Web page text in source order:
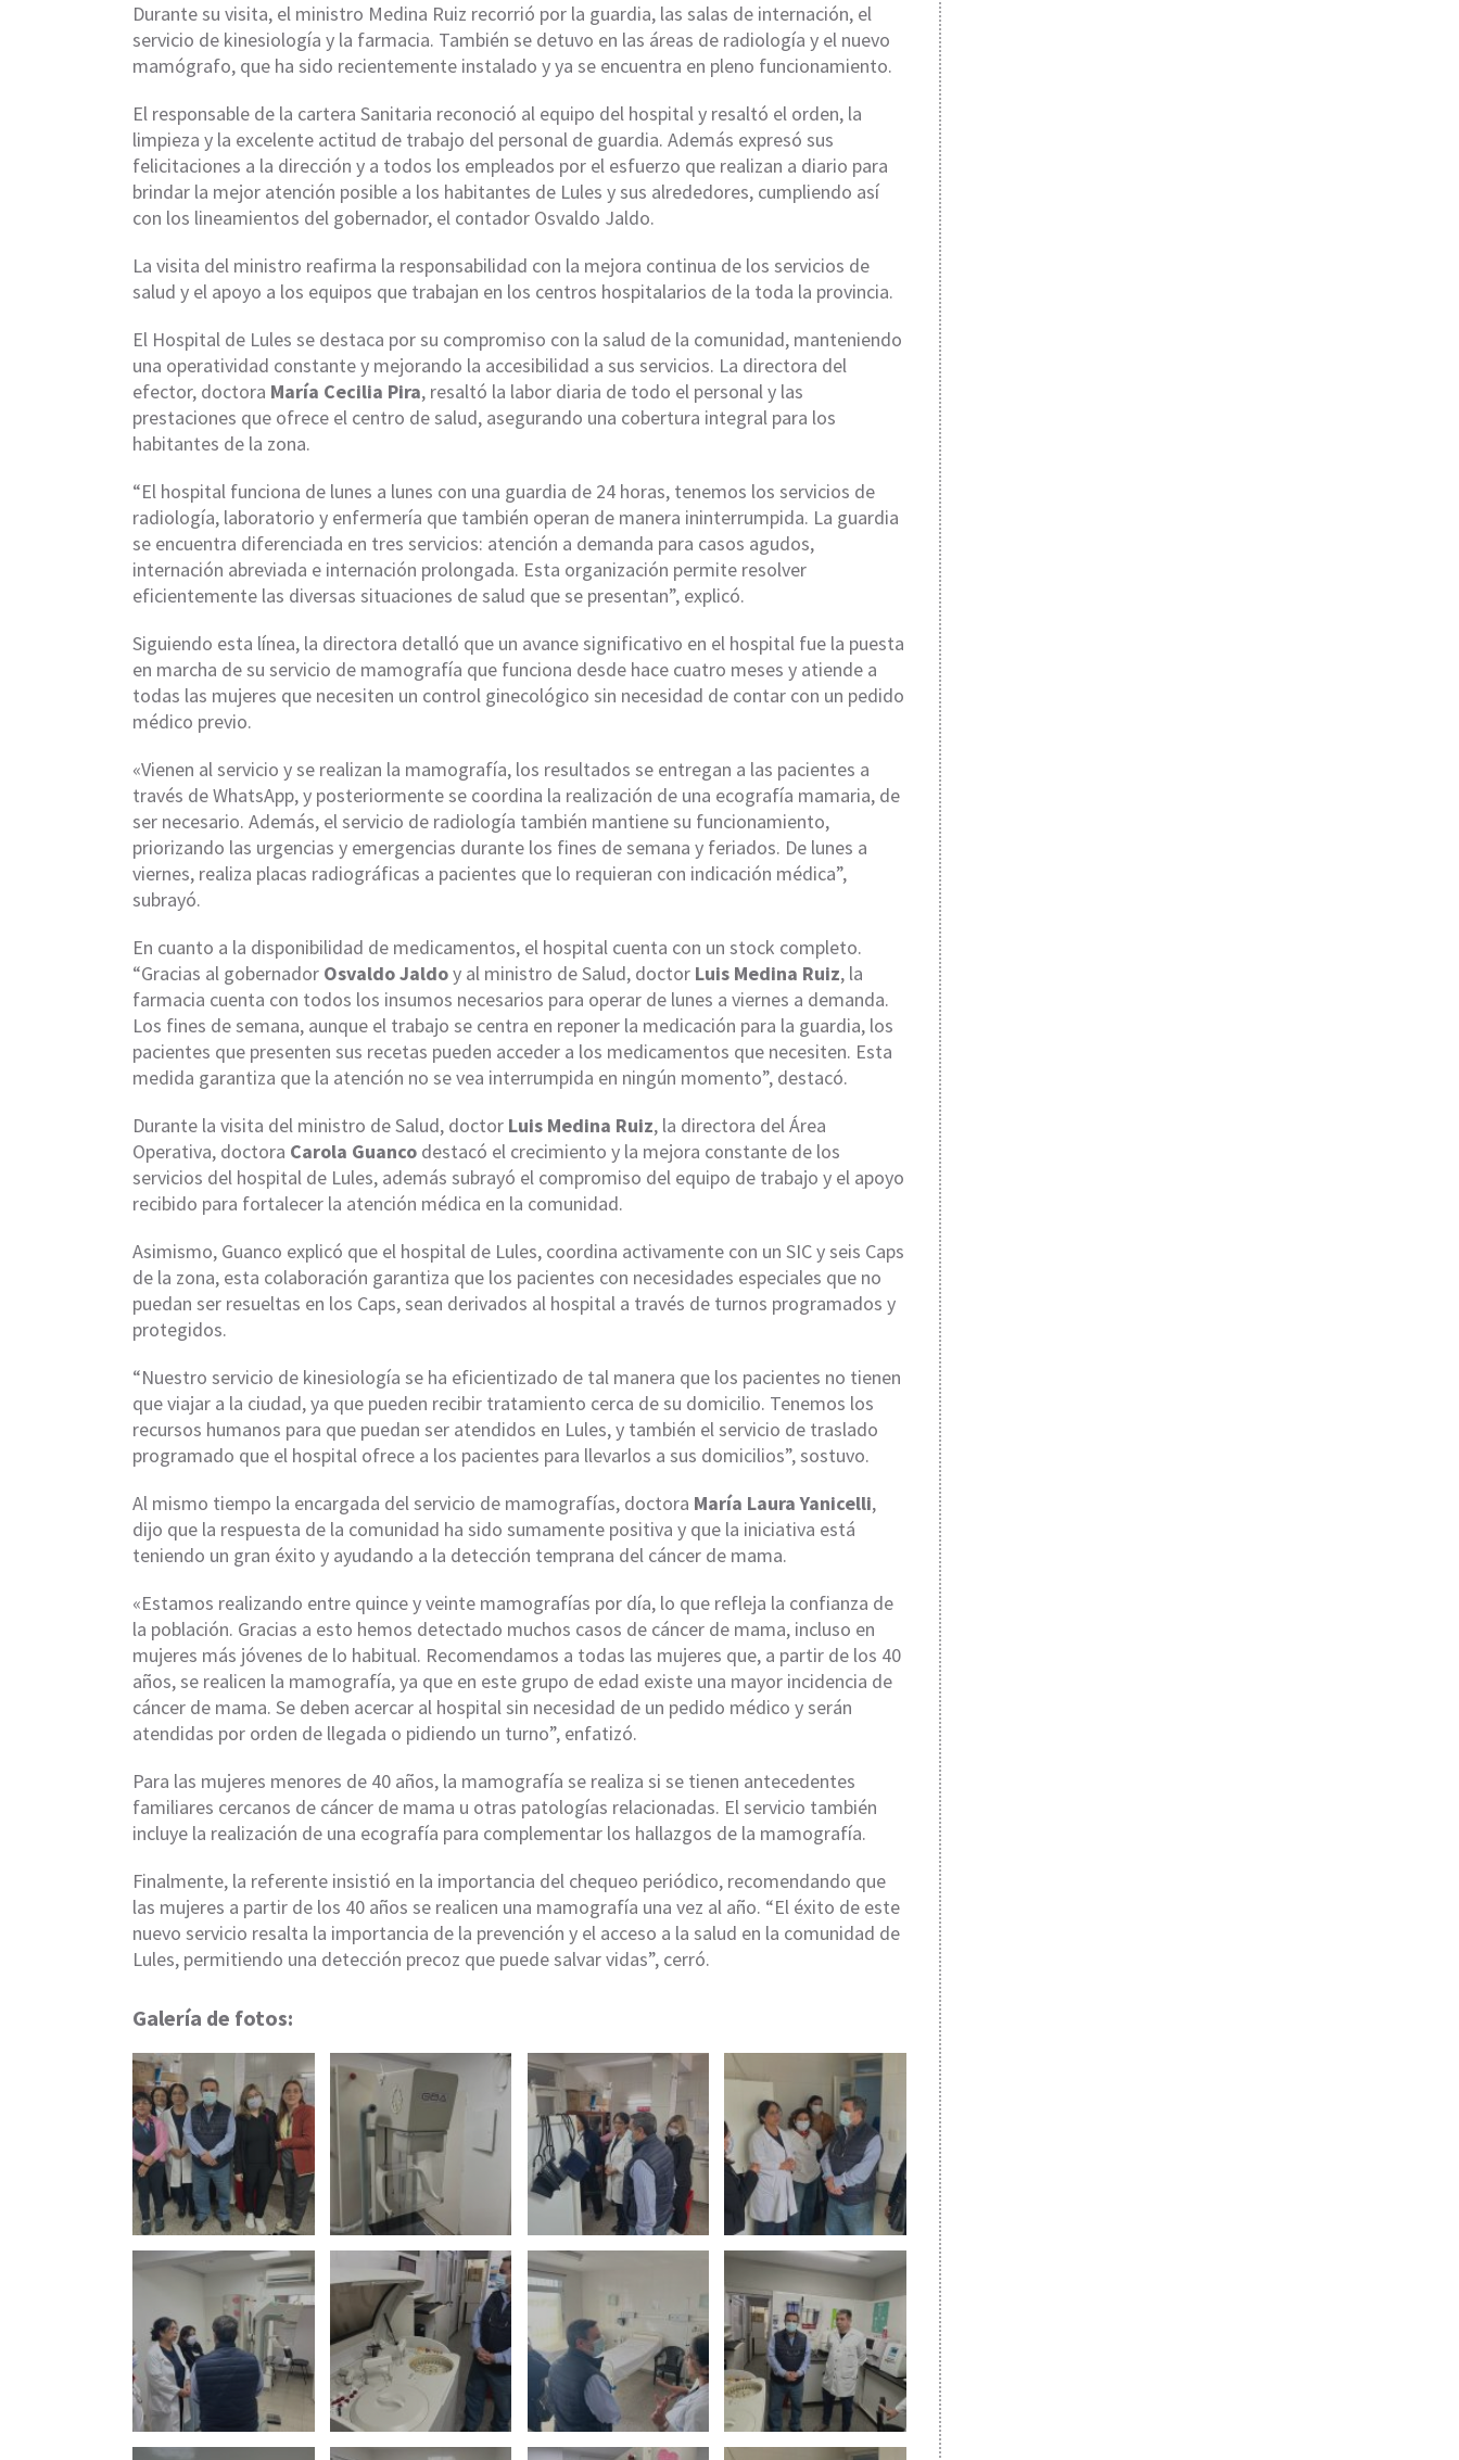
Durante su visita, el ministro Medina Ruiz recorrió por la guardia, las salas de internación, el
servicio de kinesiología y la farmacia. También se detuvo en las áreas de radiología y el nuevo
mamógrafo, que ha sido recientemente instalado y ya se encuentra en pleno funcionamiento.
El responsable de la cartera Sanitaria reconoció al equipo del hospital y resaltó el orden, la
limpieza y la excelente actitud de trabajo del personal de guardia. Además expresó sus
felicitaciones a la dirección y a todos los empleados por el esfuerzo que realizan a diario para
brindar la mejor atención posible a los habitantes de Lules y sus alrededores, cumpliendo así
con los lineamientos del gobernador, el contador Osvaldo Jaldo.
La visita del ministro reafirma la responsabilidad con la mejora continua de los servicios de
salud y el apoyo a los equipos que trabajan en los centros hospitalarios de la toda la provincia.
El Hospital de Lules se destaca por su compromiso con la salud de la comunidad, manteniendo
una operatividad constante y mejorando la accesibilidad a sus servicios. La directora del
efector, doctora María Cecilia Pira, resaltó la labor diaria de todo el personal y las
prestaciones que ofrece el centro de salud, asegurando una cobertura integral para los
habitantes de la zona.
“El hospital funciona de lunes a lunes con una guardia de 24 horas, tenemos los servicios de
radiología, laboratorio y enfermería que también operan de manera ininterrumpida. La guardia
se encuentra diferenciada en tres servicios: atención a demanda para casos agudos,
internación abreviada e internación prolongada. Esta organización permite resolver
eficientemente las diversas situaciones de salud que se presentan”, explicó.
Siguiendo esta línea, la directora detalló que un avance significativo en el hospital fue la puesta
en marcha de su servicio de mamografía que funciona desde hace cuatro meses y atiende a
todas las mujeres que necesiten un control ginecológico sin necesidad de contar con un pedido
médico previo.
«Vienen al servicio y se realizan la mamografía, los resultados se entregan a las pacientes a
través de WhatsApp, y posteriormente se coordina la realización de una ecografía mamaria, de
ser necesario. Además, el servicio de radiología también mantiene su funcionamiento,
priorizando las urgencias y emergencias durante los fines de semana y feriados. De lunes a
viernes, realiza placas radiográficas a pacientes que lo requieran con indicación médica”,
subrayó.
En cuanto a la disponibilidad de medicamentos, el hospital cuenta con un stock completo.
“Gracias al gobernador Osvaldo Jaldoy al ministro de Salud, doctor Luis Medina Ruiz, la
farmacia cuenta con todos los insumos necesarios para operar de lunes a viernes a demanda.
Los fines de semana, aunque el trabajo se centra en reponer la medicación para la guardia, los
pacientes que presenten sus recetas pueden acceder a los medicamentos que necesiten. Esta
medida garantiza que la atención no se vea interrumpida en ningún momento”, destacó.
Durante la visita del ministro de Salud, doctor Luis Medina Ruiz, la directora del Área
Operativa, doctora Carola Guanco destacó el crecimiento y la mejora constante de los
servicios del hospital de Lules, además subrayó el compromiso del equipo de trabajo y el apoyo
recibido para fortalecer la atención médica en la comunidad.
Asimismo, Guanco explicó que el hospital de Lules, coordina activamente con un SIC y seis Caps
de la zona, esta colaboración garantiza que los pacientes con necesidades especiales que no
puedan ser resueltas en los Caps, sean derivados al hospital a través de turnos programados y
protegidos.
“Nuestro servicio de kinesiología se ha eficientizado de tal manera que los pacientes no tienen
que viajar a la ciudad, ya que pueden recibir tratamiento cerca de su domicilio. Tenemos los
recursos humanos para que puedan ser atendidos en Lules, y también el servicio de traslado
programado que el hospital ofrece a los pacientes para llevarlos a sus domicilios”, sostuvo.
Al mismo tiempo la encargada del servicio de mamografías, doctora María Laura Yanicelli,
dijo que la respuesta de la comunidad ha sido sumamente positiva y que la iniciativa está
teniendo un gran éxito y ayudando a la detección temprana del cáncer de mama.
«Estamos realizando entre quince y veinte mamografías por día, lo que refleja la confianza de
la población. Gracias a esto hemos detectado muchos casos de cáncer de mama, incluso en
mujeres más jóvenes de lo habitual. Recomendamos a todas las mujeres que, a partir de los 40
años, se realicen la mamografía, ya que en este grupo de edad existe una mayor incidencia de
cáncer de mama. Se deben acercar al hospital sin necesidad de un pedido médico y serán
atendidas por orden de llegada o pidiendo un turno”, enfatizó.
Para las mujeres menores de 40 años, la mamografía se realiza si se tienen antecedentes
familiares cercanos de cáncer de mama u otras patologías relacionadas. El servicio también
incluye la realización de una ecografía para complementar los hallazgos de la mamografía.
Finalmente, la referente insistió en la importancia del chequeo periódico, recomendando que
las mujeres a partir de los 40 años se realicen una mamografía una vez al año. “El éxito de este
nuevo servicio resalta la importancia de la prevención y el acceso a la salud en la comunidad de
Lules, permitiendo una detección precoz que puede salvar vidas”, cerró.
Galería de fotos: